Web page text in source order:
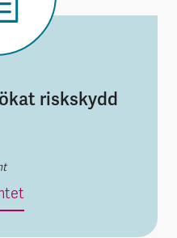
riskskydd
Ansökan om utökat